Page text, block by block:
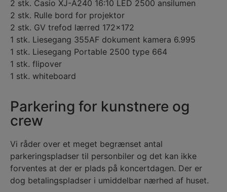
2 stk. Casio XJ-A240 16:10 LED 2500 ansilumen
2 stk. Rulle bord for projektor
2 stk. GV trefod lærred 172×172
1 stk. Liesegang 355AF dokument kamera 6.995
1 stk. Liesegang Portable 2500 type 664
1 stk. flipover
1 stk. whiteboard
Parkering for kunstnere og
crew
Vi råder over et meget begrænset antal
parkeringspladser til personbiler og det kan ikke
forventes at der er plads på koncertdagen. Der er
dog betalingspladser i umiddelbar nærhed af huset.